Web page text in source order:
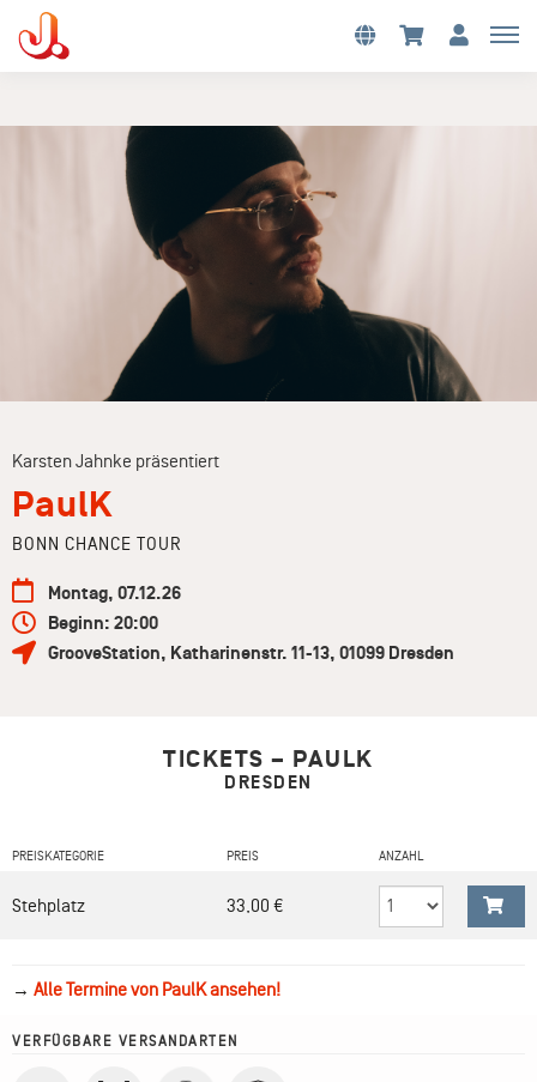
Karsten Jahnke präsentiert
PaulK
BONN CHANCE TOUR
Montag, 07.12.26
Beginn: 20:00
GrooveStation, Katharinenstr. 11-13, 01099 Dresden
TICKETS – PAULK
DRESDEN
PREISKATEGORIE PREIS ANZAHL
Stehplatz 33,00 €
→ Alle Termine von PaulK ansehen!
VERFÜGBARE VERSANDARTEN